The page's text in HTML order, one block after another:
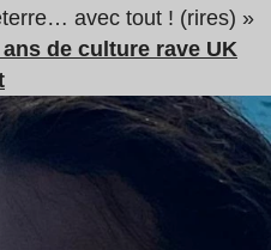
avec tout ! (rires) »
ans de culture rave UK